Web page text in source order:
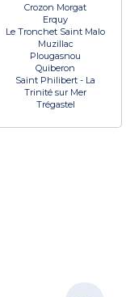
Crozon Morgat
Erquy
Le Tronchet Saint Malo
Muzillac
Plougasnou
Quiberon
Saint Philibert - La
Trinité sur Mer
Trégastel